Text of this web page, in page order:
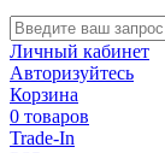
Личный кабинет
Авторизуйтесь
Корзина
0 товаров
Trade-In